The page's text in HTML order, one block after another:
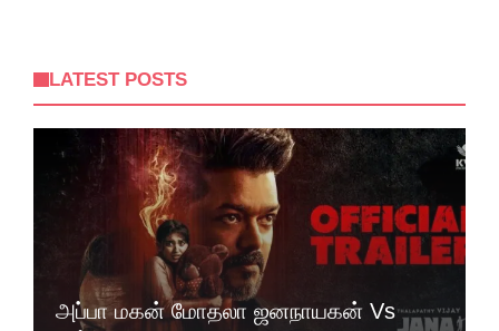
LATEST POSTS
அப்பா மகன் மோதலா ஜனநாயகன் Vs